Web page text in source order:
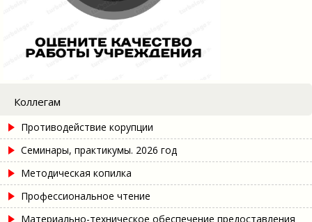
Коллегам
Противодействие корупции
Семинары, практикумы. 2026 год
Методическая копилка
Профессиональное чтение
Материально-техническое обеспечение предоставления